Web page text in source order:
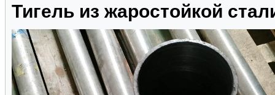
Тигель из жаростойкой